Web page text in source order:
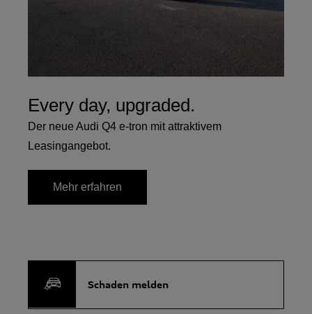
Every day, upgraded.
Der neue Audi Q4 e-tron mit attraktivem
Leasingangebot.
Mehr erfahren
Schaden melden